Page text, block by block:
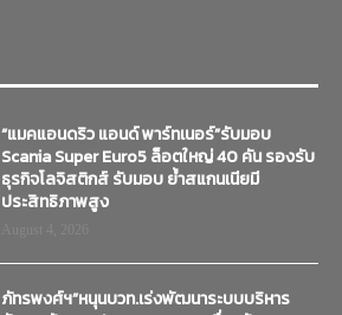
“แมคแอนดริว แอนด์ พาร์ทเนอร์”รับมอบ
Scania Super Euro5 ล็อตใหญ่ 40 คัน รองรับ
ธุรกิจโลจิสติกส์ รับมอบ ย้ำสแกนเนียมี
ประสิทธิภาพสูง
ภัทรพงศ์ฯ”หนุนบวท.เร่งพัฒนาระบบบริหาร